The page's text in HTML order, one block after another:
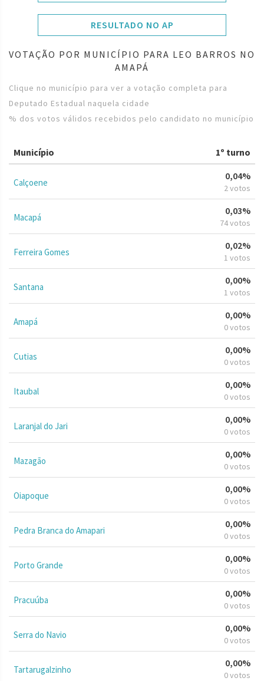
RESULTADO NO AP
VOTAÇÃO POR MUNICÍPIO PARA LEO BARROS NO
AMAPÁ
Clique no município para ver a votação completa para
Deputado Estadual naquela cidade
% dos votos válidos recebidos pelo candidato no município
Município 1º turno
Calçoene
0,04%
2 votos
Macapá
0,03%
74 votos
Ferreira Gomes
0,02%
1 votos
Santana
0,00%
1 votos
Amapá
0,00%
0 votos
Cutias
0,00%
0 votos
Itaubal
0,00%
0 votos
Laranjal do Jari
0,00%
0 votos
Mazagão
0,00%
0 votos
Oiapoque
0,00%
0 votos
Pedra Branca do Amapari
0,00%
0 votos
Porto Grande
0,00%
0 votos
Pracuúba
0,00%
0 votos
Serra do Navio
0,00%
0 votos
Tartarugalzinho
0,00%
0 votos